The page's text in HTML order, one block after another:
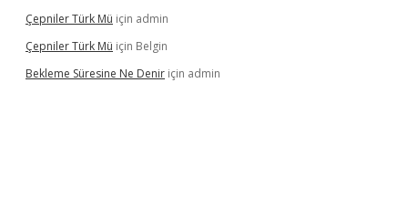
Çepniler Türk Mü için admin
Çepniler Türk Mü için Belgin
Bekleme Süresine Ne Denir için admin